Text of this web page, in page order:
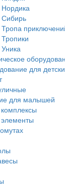
для
для малышей